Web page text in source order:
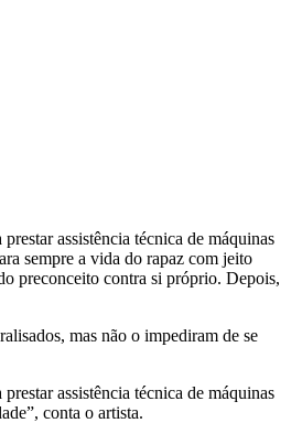
assistência técnica de máquinas
sempre a vida do rapaz com jeito
preconceito contra si próprio. Depois,
mas não o impediram de se
assistência técnica de máquinas
conta o artista.